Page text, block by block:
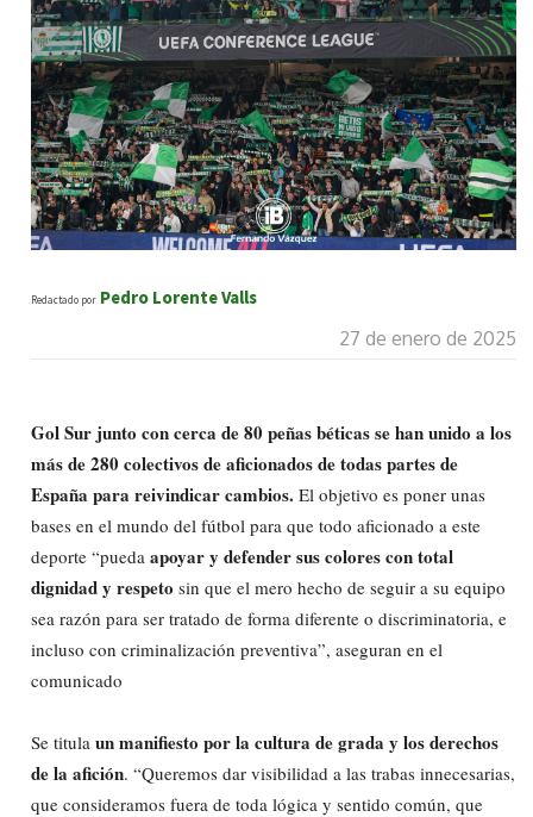
Redactado por Pedro Lorente Valls
27 de enero de 2025
Gol Sur junto con cerca de 80 peñas béticas se han unido a los
más de 280 colectivos de aficionados de todas partes de
España para reivindicar cambios. El objetivo es poner unas
bases en el mundo del fútbol para que todo aficionado a este
deporte “pueda apoyar y defender sus colores con total
dignidad y respeto sin que el mero hecho de seguir a su equipo
sea razón para ser tratado de forma diferente o discriminatoria, e
incluso con criminalización preventiva”, aseguran en el
comunicado
Se titula un manifiesto por la cultura de grada y los derechos
de la afición. “Queremos dar visibilidad a las trabas innecesarias,
que consideramos fuera de toda lógica y sentido común, que